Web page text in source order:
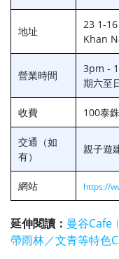
地址
23 1-
Khan
營業時間
3pm -
期六至
收費 100泰
交通（如
有）
親子遊
網站 https://
延伸閱讀： 曼谷
帶雨林／文青等特色